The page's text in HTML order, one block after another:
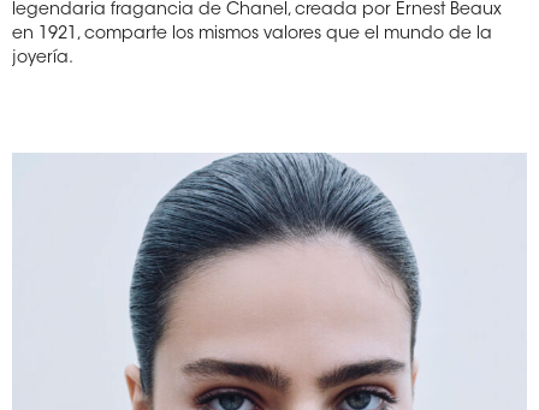
legendaria fragancia de Chanel, creada por Ernest Beaux
en 1921, comparte los mismos valores que el mundo de la
joyería.